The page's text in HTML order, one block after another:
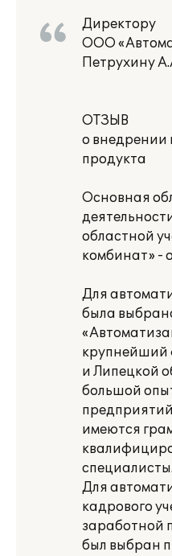
Директору
ООО
Петрухину
ОТЗЫВ
о внедрении
продукта
Основная
областной
комбинат» -
Для
была
крупнейший
и Липецкой
большой
имеются
Для
кадрового
заработной
был выбран